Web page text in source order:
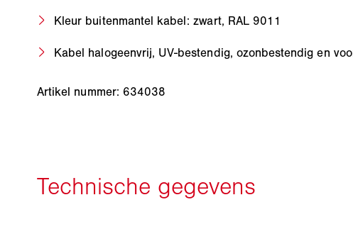
Kleur buitenmantel kabel: zwart, RAL 9011
Kabel halogeenvrij, UV-bestendig, ozonbestendig en
Artikel nummer: 634038